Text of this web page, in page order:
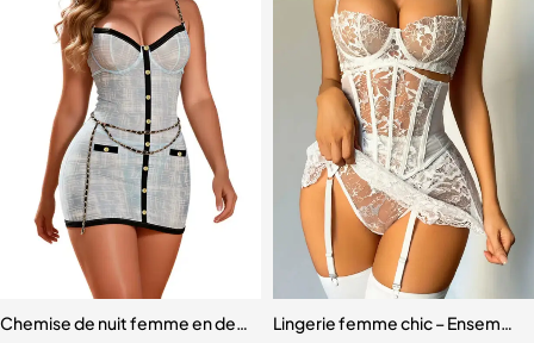
Chemise de nuit femme en dentelle bleue – Babydoll avec
Lingerie femme chic –